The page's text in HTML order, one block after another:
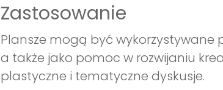
Zastosowanie
Plansze mogą być wykorzystywane
a także jako pomoc w rozwijaniu
plastyczne i tematyczne dyskusje.